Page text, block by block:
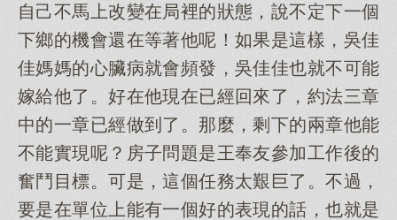
自己不馬上改變在局裡的狀態，說不定下一個
下鄉的機會還在等著他呢！如果是這樣，吳佳
佳媽媽的心臟病就會頻發，吳佳佳也就不可能
嫁給他了。好在他現在已經回來了，約法三章
中的一章已經做到了。那麼，剩下的兩章他能
不能實現呢？房子問題是王奉友參加工作後的
奮鬥目標。可是，這個任務太艱巨了。不過，
要是在單位上能有一個好的表現的話，也就是